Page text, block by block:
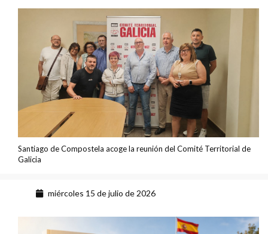
Santiago de Compostela acoge la reunión del Comité Territorial de
Galicia
miércoles 15 de julio de 2026